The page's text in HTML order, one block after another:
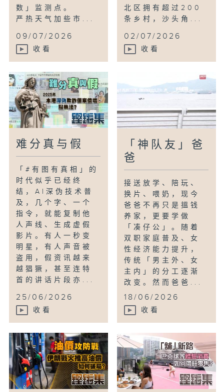
数」监测点。
严热天气加些市...
09/07/2026
收看
北区拥有超过200
条乡村，沙头角...
02/07/2026
收看
难分真与假
「#有图有真相」的
时代似乎已经终
结，AI深伪技术普
及，几个字、一个
指令，就能复制他
人声线、生成虚假
影片。有人一秒变
明星，有人声音被
盗用，假资讯越来
越猖獗，甚至连特
首的讲话片段亦...
25/06/2026
收看
「神队友」爸
爸
接送放学、陪玩、
换片、喂奶，现今
爸爸不再只是搵钱
养家，更要学做
「凑仔公」。随着
双职家庭普及、女
性经济能力提升，
传统「男主外、女
主内」的分工逐渐
改变。然而爸爸...
18/06/2026
收看